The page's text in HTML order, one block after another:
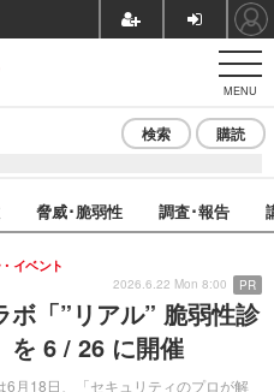
MENU
検索 購読
脅威･脆弱性 調査･報告
「”リアル” 脆弱性診
を 6 / 26 に開催
月18日、「セキュリティのプロが解
イベント
2026.6.22 Mon 8:00 PR